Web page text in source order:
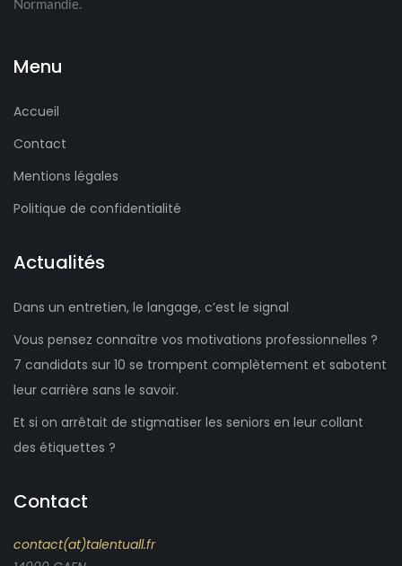
Normandie.
Menu
Accueil
Contact
Mentions légales
Politique de confidentialité
Actualités
Dans un entretien, le langage, c’est le signal
Vous pensez connaître vos motivations professionnelles ?
7 candidats sur 10 se trompent complètement et sabotent
leur carrière sans le savoir.
Et si on arrêtait de stigmatiser les seniors en leur collant
des étiquettes ?
Contact
contact(at)talentuall.fr